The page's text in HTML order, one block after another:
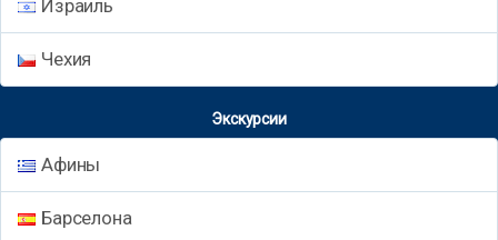
Израиль
Чехия
Экскурсии
Афины
Барселона